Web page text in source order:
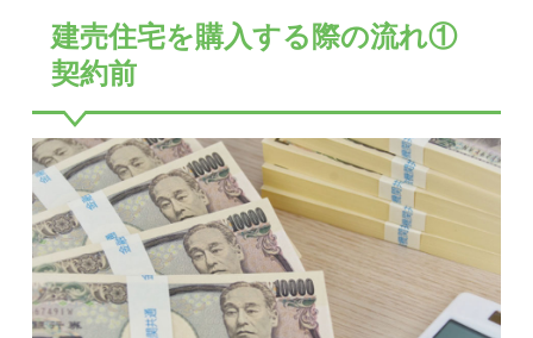
建売住宅を購入する際の流れ①
契約前